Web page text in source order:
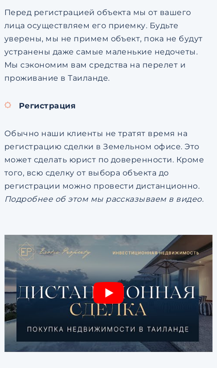
Перед регистрацией объекта мы от вашего
лица осуществляем его приемку. Будьте
уверены, мы не примем объект, пока не будут
устранены даже самые маленькие недочеты.
Мы сэкономим вам средства на перелет и
проживание в Таиланде.
Регистрация
Обычно наши клиенты не тратят время на
регистрацию сделки в Земельном офисе. Это
может сделать юрист по доверенности. Кроме
того, всю сделку от выбора объекта до
регистрации можно провести дистанционно.
Подробнее об этом мы рассказываем в видео.